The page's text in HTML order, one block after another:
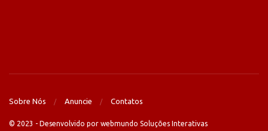
Sobre Nós Anuncie Contatos
© 2023 - Desenvolvido por webmundo Soluções Interativas